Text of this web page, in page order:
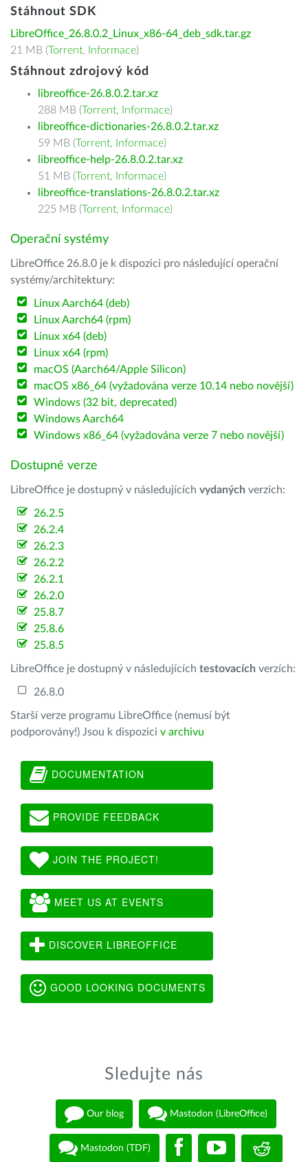
Stáhnout SDK
LibreOffice_26.8.0.2_Linux_x86-64_deb_sdk.tar.gz
21 MB (Torrent, Informace)
Stáhnout zdrojový kód
libreoffice-26.8.0.2.tar.xz
288 MB (Torrent, Informace)
libreoffice-dictionaries-26.8.0.2.tar.xz
59 MB (Torrent, Informace)
libreoffice-help-26.8.0.2.tar.xz
51 MB (Torrent, Informace)
libreoffice-translations-26.8.0.2.tar.xz
225 MB (Torrent, Informace)
Operační systémy
LibreOffice 26.8.0 je k dispozici pro následující operační
systémy/architektury:
Linux Aarch64 (deb)
Linux Aarch64 (rpm)
Linux x64 (deb)
Linux x64 (rpm)
macOS (Aarch64/Apple Silicon)
macOS x86_64 (vyžadována verze 10.14 nebo novější)
Windows (32 bit, deprecated)
Windows Aarch64
Windows x86_64 (vyžadována verze 7 nebo novější)
Dostupné verze
LibreOffice je dostupný v následujících vydaných verzích:
26.2.5
26.2.4
26.2.3
26.2.2
26.2.1
26.2.0
25.8.7
25.8.6
25.8.5
LibreOffice je dostupný v následujících testovacích verzích:
26.8.0
Starší verze programu LibreOffice (nemusí být
podporovány!) Jsou k dispozici v archivu
DOCUMENTATION
PROVIDE FEEDBACK
JOIN THE PROJECT!
MEET US AT EVENTS
DISCOVER LIBREOFFICE
GOOD LOOKING DOCUMENTS
Sledujte nás
Our blog Mastodon (LibreOffice)
Mastodon (TDF)